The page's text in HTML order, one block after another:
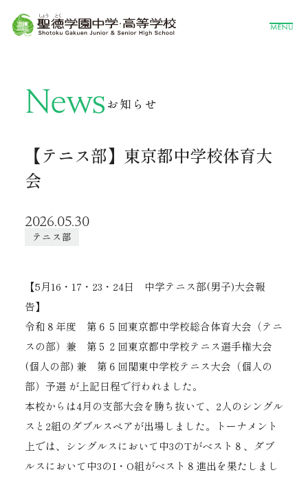
News お知らせ
【テニス部】東京都中学校体育大
会
2026.05.30
テニス部
【5月16・17・23・24日 中学テニス部(男子)大会報
告】
令和８年度 第６５回東京都中学校総合体育大会（テニ
スの部）兼 第５２回東京都中学校テニス選手権大会
(個人の部) 兼 第６回関東中学校テニス大会（個人の
部）予選 が上記日程で行われました。
本校からは4月の支部大会を勝ち抜いて、2人のシングル
スと2組のダブルスペアが出場しました。トーナメント
上では、シングルスにおいて中3のTがベスト８、ダブ
ルスにおいて中3のI・O組がベスト８進出を果たしまし